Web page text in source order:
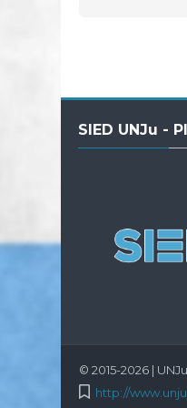
SIED
Virtual
SIED UNJu -
© 2015-2026 |
http://